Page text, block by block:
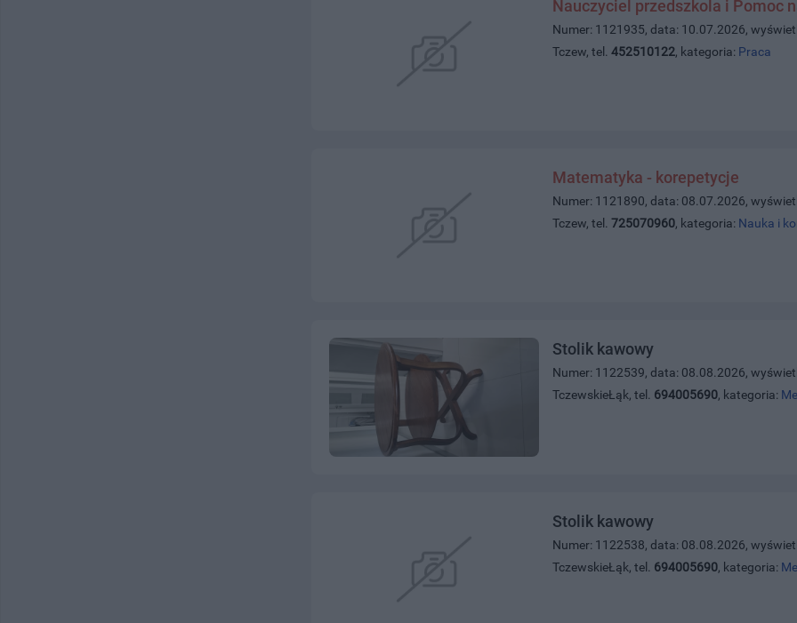
Nauczyciel przedszkola i Pomoc
Numer: 1121935, data: 10.07.2026,
Tczew, tel.452510122, kategoria: Praca
Matematyka - korepetycje
Numer: 1121890, data: 08.07.2026,
Tczew, tel.725070960, kategoria: Nauka i
Stolik kawowy
Numer: 1122539, data: 08.08.2026,
TczewskieŁąk, tel. 694005690, kategoria:
Stolik kawowy
Numer: 1122538, data: 08.08.2026,
TczewskieŁąk, tel. 694005690, kategoria: